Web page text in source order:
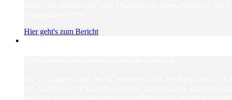
Hier geht's zum Bericht